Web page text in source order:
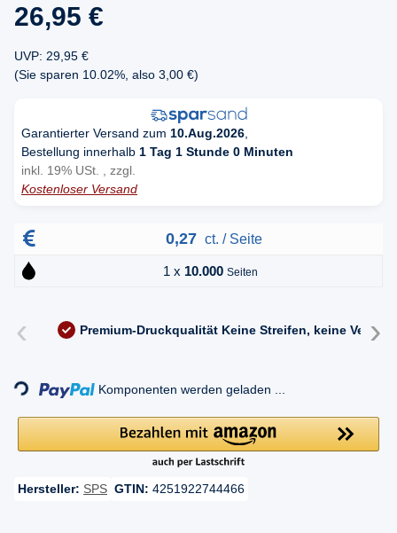
26,95 €
UVP: 29,95 €
(Sie sparen 10.02% , also 3,00 €)
Garantierter Versand zum 10.Aug.2026
Bestellung innerhalb 1 Tag 1 Stunde 0 Minuten
inkl. 19% USt. , zzgl.
Kostenloser Versand
0,27 ct. / Seite
1 x 10.000 Seiten
‹ Premium-Druckqualität Keine Streifen, keine ›
Loading... Komponenten werden geladen ...
Hersteller: SPS GTIN: 4251922744466